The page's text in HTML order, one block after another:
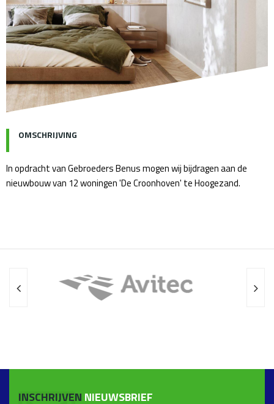
OMSCHRIJVING
In opdracht van Gebroeders Benus mogen wij bijdragen aan de
nieuwbouw van 12 woningen 'De Croonhoven' te Hoogezand.
INSCHRIJVEN NIEUWSBRIEF